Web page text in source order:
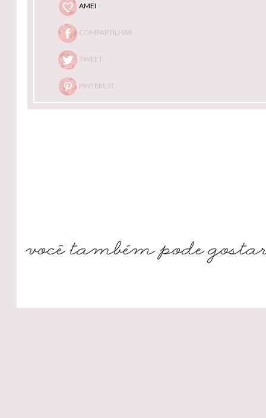
AMEI
COMPARTILHAR
TWEET
PINTEREST